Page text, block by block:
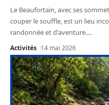
Le Beaufortain, avec ses
couper le souffle, est un lieu
randonnée et d'aventure.…
Activités 14 mai 2026